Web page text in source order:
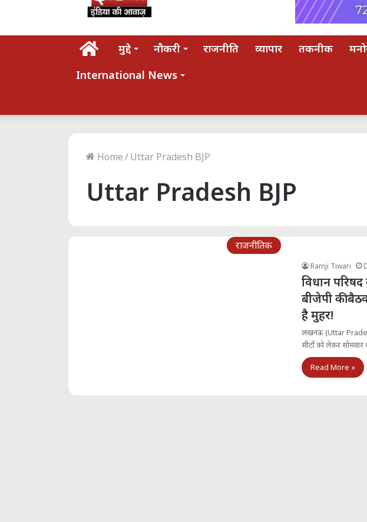
होम मुद्दे नौकरी राजनीति व्यापार तकनीक
International News
Home/Uttar Pradesh BJP
Uttar Pradesh BJP
राजनीतिक
Ramji Tiwari
विधान
बीजेपी की
है मुहर!
लखनऊ (Uttar
सीटों को लेकर
Read More »